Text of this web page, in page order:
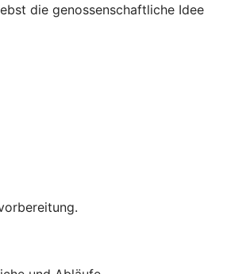
die genossenschaftliche Idee